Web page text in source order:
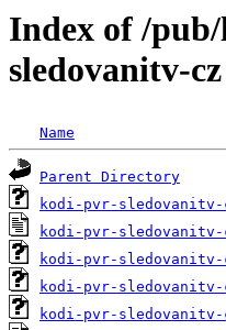
Index of /
sledovanitv-cz
Name
Parent Directory
kodi-pvr-
kodi-pvr-sledovanitv-
kodi-pvr-sledovanitv-
kodi-pvr-
kodi-pvr-